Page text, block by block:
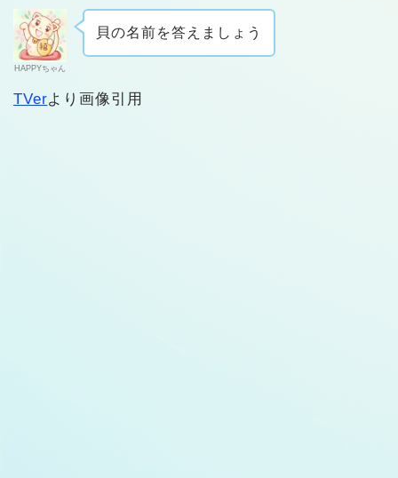
HAPPYちゃん
貝の名前を答えましょう
TVerより画像引用